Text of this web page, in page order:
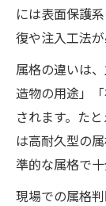
には表面保護
復や注入工法が
属格の違いは
造物の用途」
されます。た
は高耐久型の
準的な属格で十
現場での属格